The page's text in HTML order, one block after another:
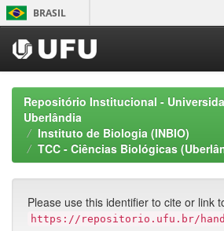
Skip
navigation
BRASIL
Repositório Institucional -
Uberlândia
Instituto de Biologia (INBIO)
TCC - Ciências Biológicas
Please use this identifier to cite or link
https://repositorio.ufu.br/